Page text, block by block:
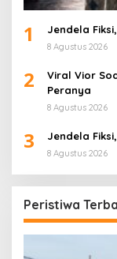
1 Jendela
8 Agustus 2026
2
Viral Vior
Peranya
8 Agustus 2026
3 Jendela
8 Agustus 2026
Peristiwa